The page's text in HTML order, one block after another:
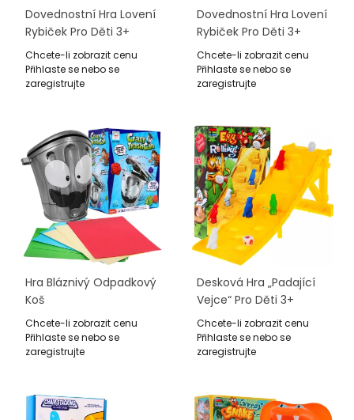
Dovednostní Hra Lovení
Rybiček Pro Děti 3+
Růžová + 21 Barevných
Rybiček + 4 Udice +
Příroda S 3 Jezírky
Chcete-li zobrazit cenu
Přihlaste se nebo se
zaregistrujte
Dovednostní Hra Lovení
Rybiček Pro Děti 3+
Rmodrá + 21 Barevných
Rybiček + 4 Udice +
Příroda S 3 Jezírky
Chcete-li zobrazit cenu
Přihlaste se nebo se
zaregistrujte
Hra Bláznivý Odpadkový
Koš
Chcete-li zobrazit cenu
Přihlaste se nebo se
zaregistrujte
Desková Hra „Padající
Vejce“ Pro Děti 3+
Závod Ptáků + 4 Pěšci +
Kostky + Figurka Vejce
Chcete-li zobrazit cenu
Přihlaste se nebo se
zaregistrujte